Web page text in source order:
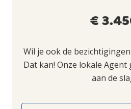
€
Wil je ook de
Dat kan! Onze lokale
aan de